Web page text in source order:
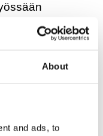
About
and ads, to
keinojen
työn laatu
tavalla:
Jos